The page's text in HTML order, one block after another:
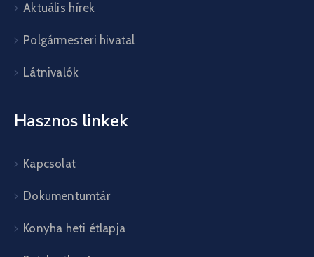
Aktuális hírek
Polgármesteri hivatal
Látnivalók
Hasznos linkek
Kapcsolat
Dokumentumtár
Konyha heti étlapja